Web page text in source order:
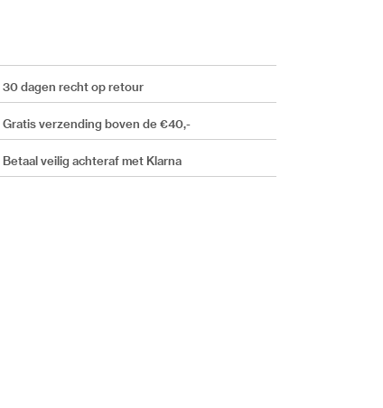
30 dagen recht op retour
Gratis verzending boven de €40,-
Betaal veilig achteraf met Klarna